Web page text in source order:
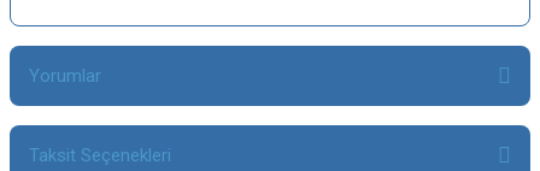
Yorumlar
Taksit Seçenekleri